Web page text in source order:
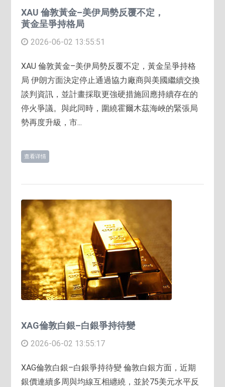
XAU 倫敦黃金–美伊局勢反覆不定，
黃金呈爭持格局
2026-06-02 13:55:51
XAU 倫敦黃金–美伊局勢反覆不定，黃金呈爭持格
局 伊朗方面決定停止通過協力廠商與美國繼續交換
談判資訊，並計畫採取更強硬措施回應持續存在的
停火爭議。與此同時，圍繞霍爾木茲海峽的緊張局
勢再度升級，市...
查看详情
XAG倫敦白銀–白銀爭持待變
2026-06-02 13:55:17
XAG倫敦白銀–白銀爭持待變 倫敦白銀方面，近期
銀價連續多周與均線互相纏繞，並於75美元水平反